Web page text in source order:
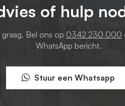
of hulp
Bel ons op 0342 230 000
WhatsApp bericht.
Stuur een Whatsapp